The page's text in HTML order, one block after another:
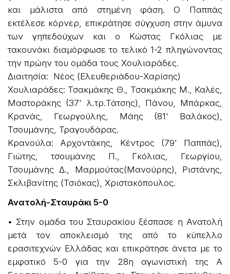
και μάλιστα από στημένη φάση. Ο Παππάς
εκτέλεσε κόρνερ, επικράτησε σύγχυση στην άμυνα
των γηπεδούχων και ο Κώστας Γκόλιας με
τακουνάκι διαμόρφωσε το τελικό 1-2 πληγώνοντας
την πρώην του ομάδα τους Χουλιαράδες.
Διαιτησία: Νέος (Ελευθεριάδου-Χαρίσης)
Χουλιαράδες: Τσακμάκης Θ., Τσακμάκης Μ., Καλές,
Μαστοράκης (37' λ.τρ.Τάτσης), Πάνου, Μπάρκας,
Κρανάς, Γεωργούλης, Μάης (81' Βαλάκος),
Τσουμάνης, Τραγουδάρας.
Κρανούλα: Αρχοντάκης, Κέντρος (79' Παππάς),
Γιώτης, τσουμάνης Π., Γκόλιας, Γεωργίου,
Τσουμάνης Δ., Μαρμούτας(Μανούρης), Ριστάνης,
Σκλιβανίτης (Τσιόκας), Χριστακόπουλος.
Ανατολή-Σταυράκι 5-0
• Στην ομάδα του Σταυρακίου ξέσπασε η Ανατολή
μετά τον αποκλεισμό της από το κύπελλο
ερασιτεχνών Ελλάδας και επικράτησε άνετα με το
εμφατικό 5-0 για την 28η αγωνιστική της Α